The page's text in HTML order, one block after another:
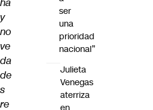
y
no
ve
da
de
s
re
ser
una
prioridad
nacional”
Julieta
Venegas
aterriza
en